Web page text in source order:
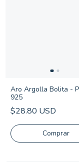
Aro Argolla Bolita -
925
$28.80 USD